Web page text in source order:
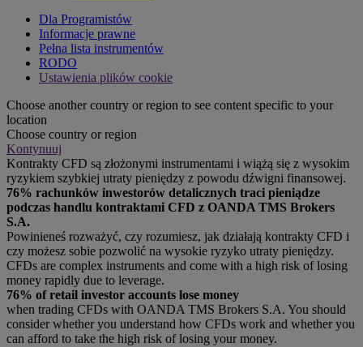
Dla Programistów
Informacje prawne
Pełna lista instrumentów
RODO
Ustawienia plików cookie
Choose another country or region to see content specific to your
location
Choose country or region
Kontynuuj
Kontrakty CFD są złożonymi instrumentami i wiążą się z wysokim
ryzykiem szybkiej utraty pieniędzy z powodu dźwigni finansowej.
76% rachunków inwestorów detalicznych traci pieniądze
podczas handlu kontraktami CFD z OANDA TMS Brokers
S.A.
Powinieneś rozważyć, czy rozumiesz, jak działają kontrakty CFD i
czy możesz sobie pozwolić na wysokie ryzyko utraty pieniędzy.
CFDs are complex instruments and come with a high risk of losing
money rapidly due to leverage.
76% of retail investor accounts lose money
when trading CFDs with OANDA TMS Brokers S.A. You should
consider whether you understand how CFDs work and whether you
can afford to take the high risk of losing your money.